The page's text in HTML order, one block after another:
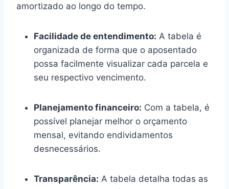
amortizado ao longo do tempo.
Facilidade de entendimento: A tabela é
organizada de forma que o aposentado
possa facilmente visualizar cada parcela e
seu respectivo vencimento.
Planejamento financeiro: Com a tabela, é
possível planejar melhor o orçamento
mensal, evitando endividamentos
desnecessários.
Transparência: A tabela detalha todas as